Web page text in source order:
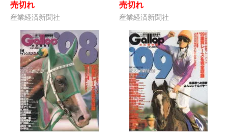
売切れ
産業経済新聞社
売切れ
産業経済新聞社